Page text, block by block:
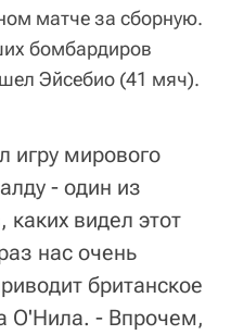
матче за сборную.
бомбардиров
Эйсебио (41 мяч).
игру мирового
- один из
каких видел этот
нас очень
британское
О'Нила. - Впрочем,